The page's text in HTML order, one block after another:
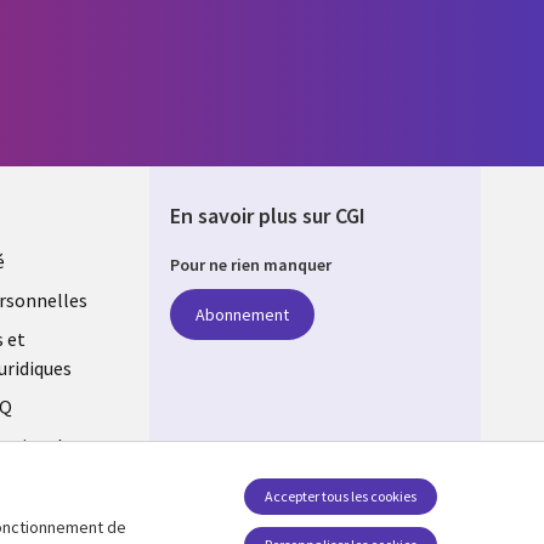
et
des
En savoir plus sur CGI
Pour ne rien manquer
Abonnement
de
Accepter tous les cookies